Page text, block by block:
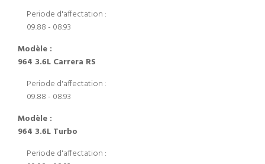
Periode d'affectation :
09.88 - 08.93
Modèle :
964 3.6L Carrera RS
Periode d'affectation :
09.88 - 08.93
Modèle :
964 3.6L Turbo
Periode d'affectation :